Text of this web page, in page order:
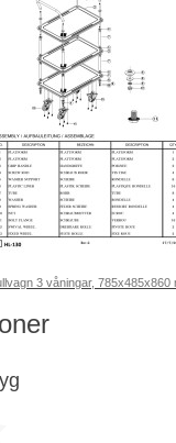
3 våningar, 785x485x860